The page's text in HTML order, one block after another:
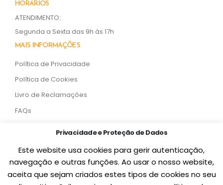
HORÁRIOS
ATENDIMENTO:
Segunda a Sexta das 9h às 17h
MAIS INFORMAÇÕES
Política de Privacidade
Política de Cookies
Livro de Reclamações
FAQs
SOCIAL MEDIAPrivacidade e Proteção de Dados
Este website usa cookies para gerir autenticação,
navegação e outras funções. Ao usar o nosso website,
aceita que sejam criados estes tipos de cookies no seu